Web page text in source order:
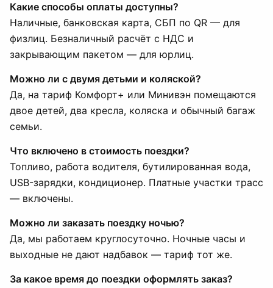
Какие способы оплаты доступны?
Наличные, банковская карта, СБП по QR — для
физлиц. Безналичный расчёт с НДС и
закрывающим пакетом — для юрлиц.
Можно ли с двумя детьми и коляской?
Да, на тариф Комфорт+ или Минивэн помещаются
двое детей, два кресла, коляска и обычный багаж
семьи.
Что включено в стоимость поездки?
Топливо, работа водителя, бутилированная вода,
USB-зарядки, кондиционер. Платные участки трасс
— включены.
Можно ли заказать поездку ночью?
Да, мы работаем круглосуточно. Ночные часы и
выходные не дают надбавок — тариф тот же.
За какое время до поездки оформлять заказ?